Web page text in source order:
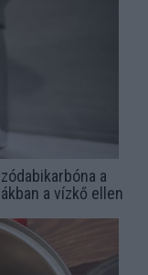
a
a vízkő ellen